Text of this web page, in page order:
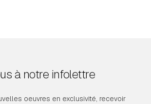
à notre infolettre
oeuvres en exclusivité, recevoir